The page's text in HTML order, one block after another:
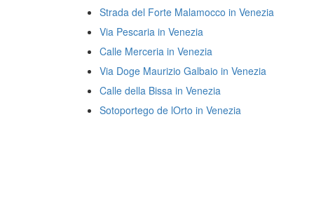
Strada del Forte Malamocco in Venezia
Via Pescaria in Venezia
Calle Merceria in Venezia
Via Doge Maurizio Galbaio in Venezia
Calle della Bissa in Venezia
Sotoportego de lOrto in Venezia